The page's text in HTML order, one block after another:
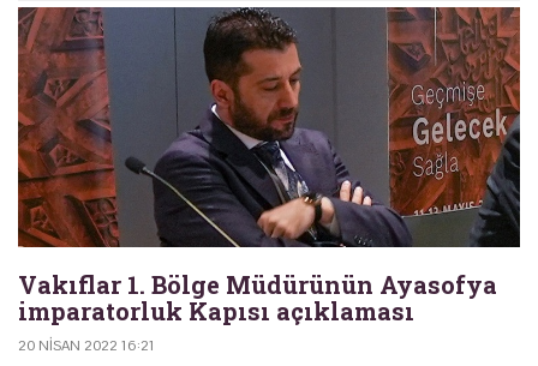
Vakıflar 1. Bölge Müdürünün Ayasofya
imparatorluk Kapısı açıklaması
20 NISAN 2022 16:21